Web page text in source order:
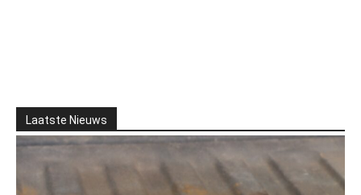
Laatste Nieuws